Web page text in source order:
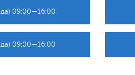
09:00—16:00
09:00—16:00